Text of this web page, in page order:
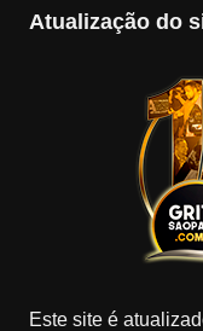
Atualização do
Este site é